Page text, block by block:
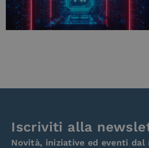
Industry
News e Media
Contattaci
Iscriviti alla
Novità, iniziative ed eventi dal